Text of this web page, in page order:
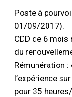
Poste à
01/09/2017).
CDD de 6
du
Rémunération
l’expérience
pour 35